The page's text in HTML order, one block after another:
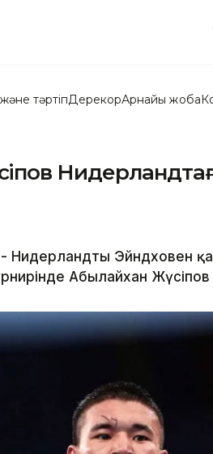
тәртіпДерекқорАрнайы жоба
Нидерландтың Эйндховен
Абылайхан